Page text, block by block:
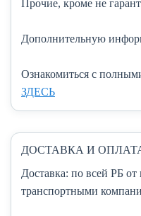
Прочие, кроме не
Дополнительную
Ознакомиться с
ЗДЕСЬ
ДОСТАВКА И
Доставка: по всей РБ
транспортными